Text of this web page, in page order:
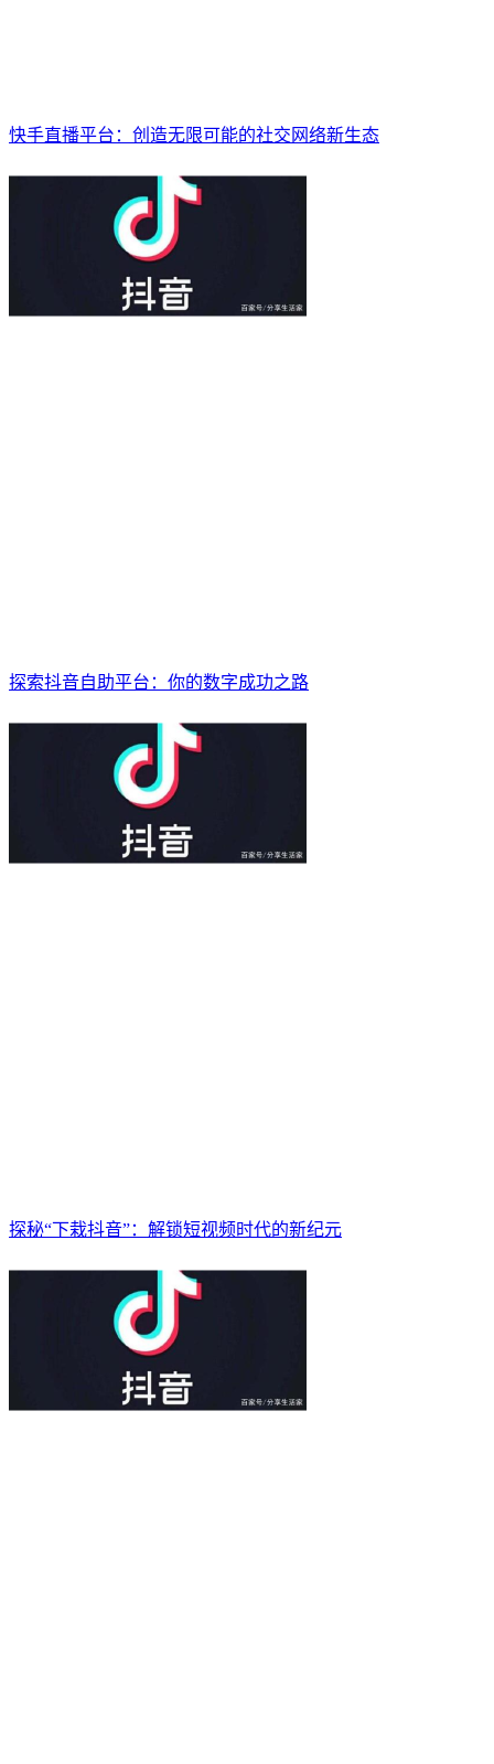
快手直播平台：创造无限可能的社交网络新生态
探索抖音自助平台：你的数字成功之路
探秘“下栽抖音”：解锁短视频时代的新纪元